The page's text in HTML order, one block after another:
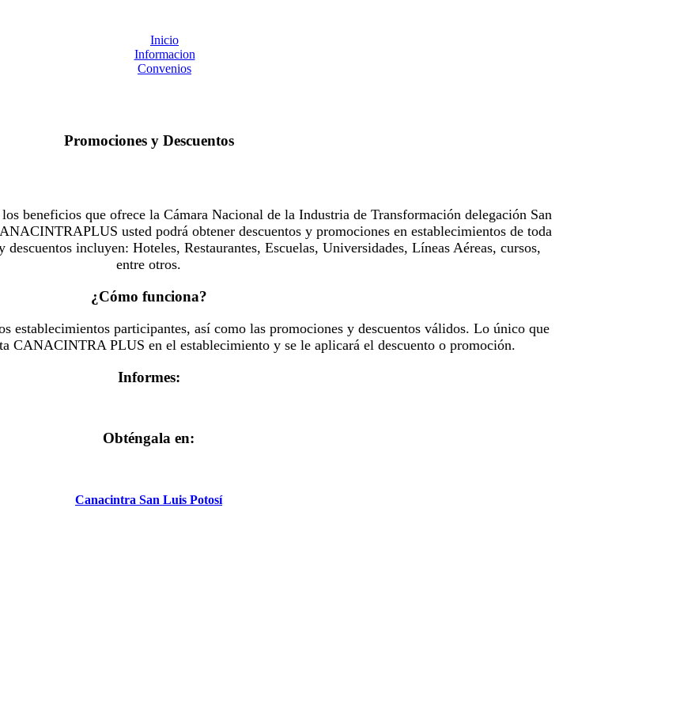
Inicio
Informacion
Convenios
Promociones y Descuentos
beneficios que ofrece la Cámara Nacional de la Industria de Transformación delegación San
usted podrá obtener descuentos y promociones en establecimientos de toda
incluyen: Hoteles, Restaurantes, Escuelas, Universidades, Líneas Aéreas, cursos,
entre otros.
¿Cómo funciona?
establecimientos participantes, así como las promociones y descuentos válidos. Lo único que
CANACINTRA PLUS en el establecimiento y se le aplicará el descuento o promoción.
Informes:
Obténgala en:
Canacintra San Luis Potosí